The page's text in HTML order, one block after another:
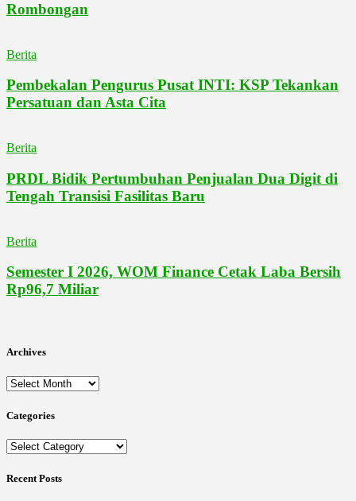
Rombongan
Berita
Pembekalan Pengurus Pusat INTI: KSP Tekankan
Persatuan dan Asta Cita
Berita
PRDL Bidik Pertumbuhan Penjualan Dua Digit di
Tengah Transisi Fasilitas Baru
Berita
Semester I 2026, WOM Finance Cetak Laba Bersih
Rp96,7 Miliar
Archives
Archives
Categories
Categories
Recent Posts